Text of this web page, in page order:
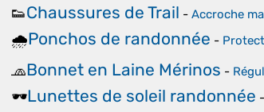
👟Chaussures de Trail - Accroche
🌧️Ponchos de randonnée -
🧢Bonnet en Laine Mérinos -
🕶️Lunettes de soleil randonnée -